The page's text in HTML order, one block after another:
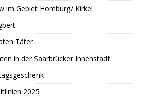
im Gebiet Homburg/ Kirkel
Täter
in der Saarbrücker Innenstadt
2025